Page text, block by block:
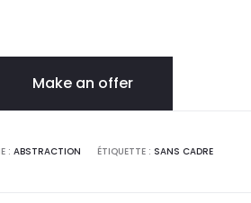
Make an offer
: ABSTRACTION ÉTIQUETTE : SANS CADRE